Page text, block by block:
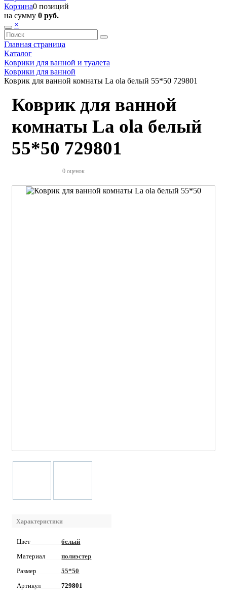
Корзина0 позиций
на сумму 0 руб.
×
Главная страница
Каталог
Коврики для ванной и туалета
Коврики для ванной
Коврик для ванной комнаты La ola белый 55*50 729801
Коврик для ванной
комнаты La ola белый
55*50 729801
0 оценок
Характеристики
Цвет
белый
Материал
полиэстер
Размер
55*50
Артикул
729801